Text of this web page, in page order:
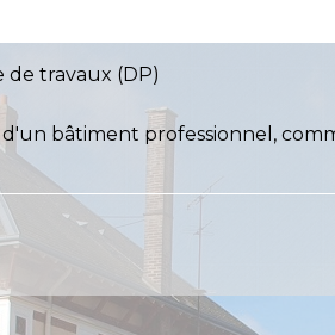
de travaux (DP)
bâtiment professionnel,